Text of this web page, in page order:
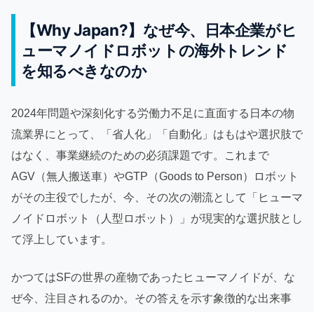
【Why Japan?】なぜ今、日本企業がヒ
ューマノイドロボットの海外トレンド
を知るべきなのか
2024年問題や深刻化する労働力不足に直面する日本の物
流業界にとって、「省人化」「自動化」はもはや選択肢で
はなく、事業継続のための必須課題です。これまで
AGV（無人搬送車）やGTP（Goods to Person）ロボット
がその主役でしたが、今、その次の潮流として「ヒューマ
ノイドロボット（人型ロボット）」が現実的な選択肢とし
て浮上しています。
かつてはSFの世界の産物であったヒューマノイドが、な
ぜ今、注目されるのか。その答えを示す象徴的な出来事